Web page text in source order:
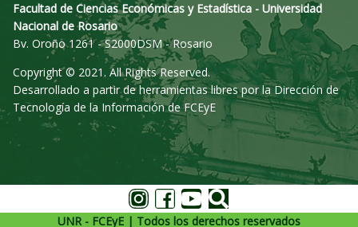
Facultad de Ciencias Económicas y Estadística - Universidad
Nacional de Rosario
Bv. Oroño 1261 - S2000DSM - Rosario
Copyright © 2021. All Rights Reserved.
Desarrollado a partir de herramientas libres por la Dirección de
Tecnología de la Información de FCEyE
UNR - FCEyE | Todos los derechos reservados